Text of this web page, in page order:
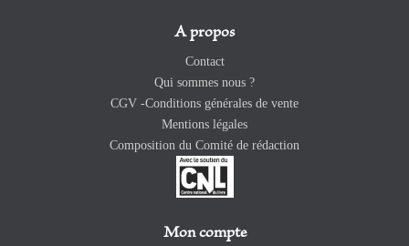
A propos
Contact
Qui sommes nous ?
CGV -Conditions générales de vente
Mentions légales
Composition du Comité de rédaction
Mon compte